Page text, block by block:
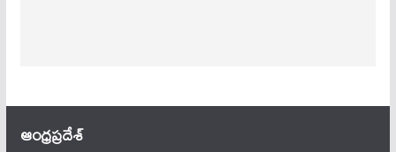
ఆంధ్ర‌ప్ర‌దేశ్